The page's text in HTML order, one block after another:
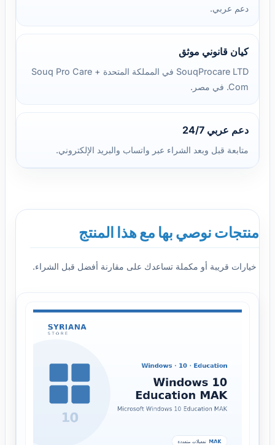
دعم عربي.
كيان قانوني موثق
SouqProcare LTD في المملكة المتحدة + Souq Pro Care
.Com في مصر.
دعم عربي 24/7
متابعة قبل وبعد الشراء عبر واتساب والبريد الإلكتروني.
منتجات نوصي بها مع هذا المنتج
خيارات قريبة أو مكملة تساعدك على مقارنة أفضل قبل الشراء.